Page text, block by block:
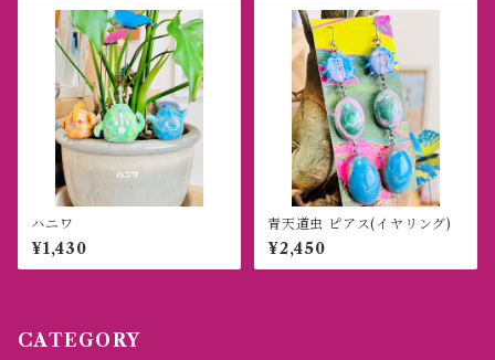
ハニワ
¥1,430
青天道虫 ピアス(イヤリング)
¥2,450
CATEGORY